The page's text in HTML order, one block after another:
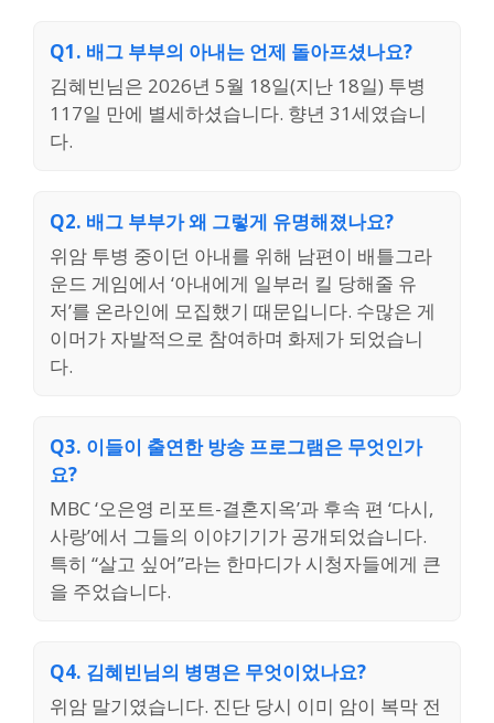
Q1. 배그 부부의 아내는 언제 돌아프셨나요?
김혜빈님은 2026년 5월 18일(지난 18일) 투병
117일 만에 별세하셨습니다. 향년 31세였습니
다.
Q2. 배그 부부가 왜 그렇게 유명해졌나요?
위암 투병 중이던 아내를 위해 남편이 배틀그라
운드 게임에서 ‘아내에게 일부러 킬 당해줄 유
저’를 온라인에 모집했기 때문입니다. 수많은 게
이머가 자발적으로 참여하며 화제가 되었습니
다.
Q3. 이들이 출연한 방송 프로그램은 무엇인가
요?
MBC ‘오은영 리포트-결혼지옥’과 후속 편 ‘다시,
사랑’에서 그들의 이야기기가 공개되었습니다.
특히 “살고 싶어”라는 한마디가 시청자들에게 큰
을 주었습니다.
Q4. 김혜빈님의 병명은 무엇이었나요?
위암 말기였습니다. 진단 당시 이미 암이 복막 전